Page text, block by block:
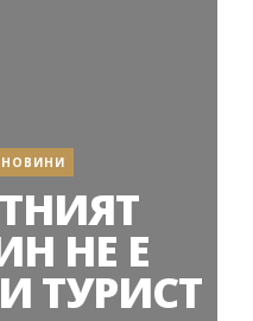
НОВИНИ
НЕ Е
ТУРИСТ